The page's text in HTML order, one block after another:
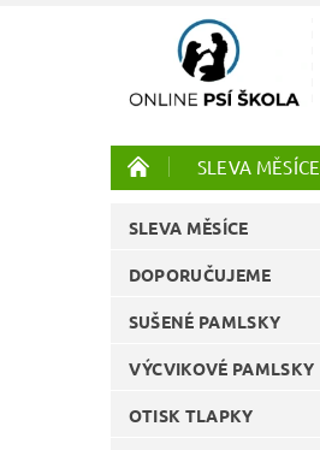
SLEVA MĚSÍCE
SLEVA MĚSÍCE
DOPORUČUJEME
SUŠENÉ PAMLSKY
VÝCVIKOVÉ PAMLSKY
OTISK TLAPKY